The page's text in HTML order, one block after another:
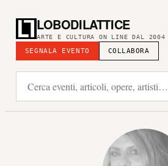
LOBODILATTICE
ARTE E CULTURA ON LINE DAL 2004
SEGNALA EVENTO COLLABORA